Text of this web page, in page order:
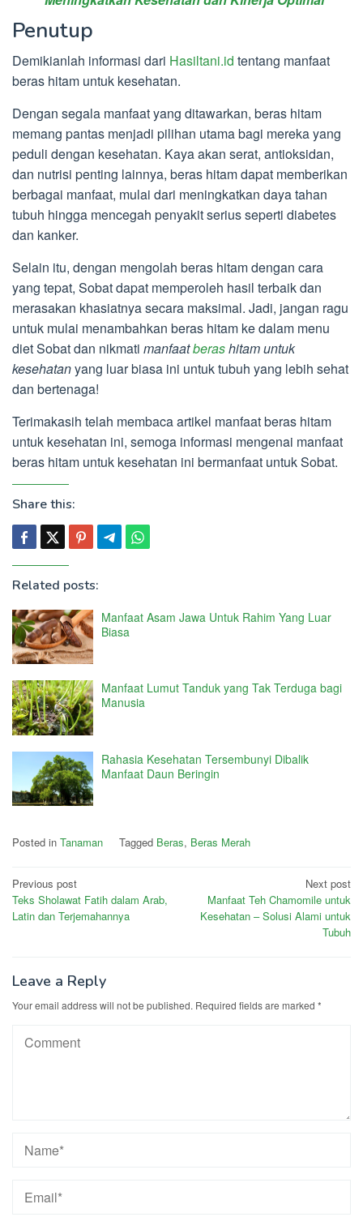
Penutup
Demikianlah informasi dari Hasiltani.id tentang manfaat
beras hitam untuk kesehatan.
Dengan segala manfaat yang ditawarkan, beras hitam
memang pantas menjadi pilihan utama bagi mereka yang
peduli dengan kesehatan. Kaya akan serat, antioksidan,
dan nutrisi penting lainnya, beras hitam dapat memberikan
berbagai manfaat, mulai dari meningkatkan daya tahan
tubuh hingga mencegah penyakit serius seperti diabetes
dan kanker.
Selain itu, dengan mengolah beras hitam dengan cara
yang tepat, Sobat dapat memperoleh hasil terbaik dan
merasakan khasiatnya secara maksimal. Jadi, jangan ragu
untuk mulai menambahkan beras hitam ke dalam menu
diet Sobat dan nikmati manfaatberashitam untuk
kesehatanyang luar biasa ini untuk tubuh yang lebih sehat
dan bertenaga!
Terimakasih telah membaca artikel manfaat beras hitam
untuk kesehatan ini, semoga informasi mengenai manfaat
beras hitam untuk kesehatan ini bermanfaat untuk Sobat.
Share this:
Related posts:
Manfaat Asam Jawa Untuk Rahim Yang Luar
Biasa
Manfaat Lumut Tanduk yang Tak Terduga bagi
Manusia
Rahasia Kesehatan Tersembunyi Dibalik
Manfaat Daun Beringin
Posted in Tanaman Tagged Beras, Beras Merah
Post
navigation
Previous post
Teks Sholawat Fatih dalam Arab,
Latin dan Terjemahannya
Next post
Manfaat Teh Chamomile untuk
Kesehatan – Solusi Alami untuk
Tubuh
Leave a Reply
Your email address will not be published. Required fields are marked *